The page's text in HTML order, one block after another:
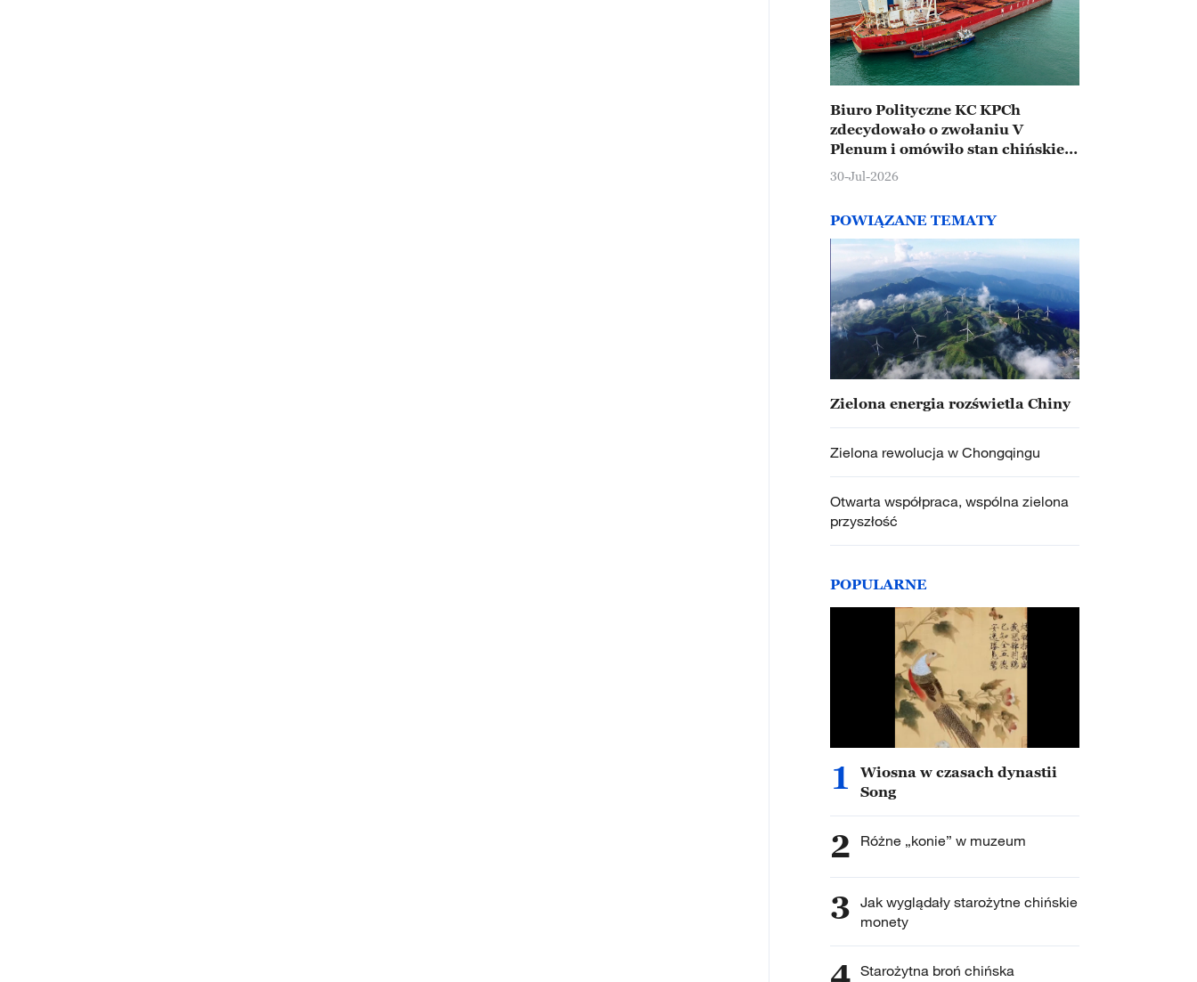
Biuro Polityczne KC KPCh
zdecydowało o zwołaniu V
Plenum i omówiło stan chińskiej
gospodarki
30-Jul-2026
POWIĄZANE TEMATY
Zielona energia rozświetla Chiny
Zielona rewolucja w Chongqingu
Otwarta współpraca, wspólna zielona
przyszłość
POPULARNE
1
Wiosna w czasach dynastii
Song
2 Różne „konie” w muzeum
3 Jak wyglądały starożytne chińskie
monety
Starożytna broń chińska